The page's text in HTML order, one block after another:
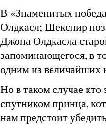
В «Знаменитых
Олдкасл; Шекспир
Джона Олдкасла
запоминающегося, в
одним из величайших
Но в таком случае
спутником принца,
нам предстоит